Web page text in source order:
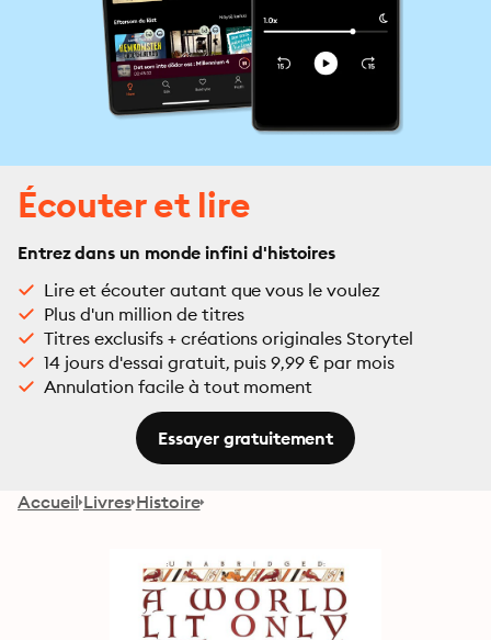
Écouter et lire
Entrez dans un monde infini d'histoires
Lire et écouter autant que vous le voulez
Plus d'un million de titres
Titres exclusifs + créations originales Storytel
14 jours d'essai gratuit, puis 9,99 € par mois
Annulation facile à tout moment
Essayer gratuitement
Accueil Livres Histoire